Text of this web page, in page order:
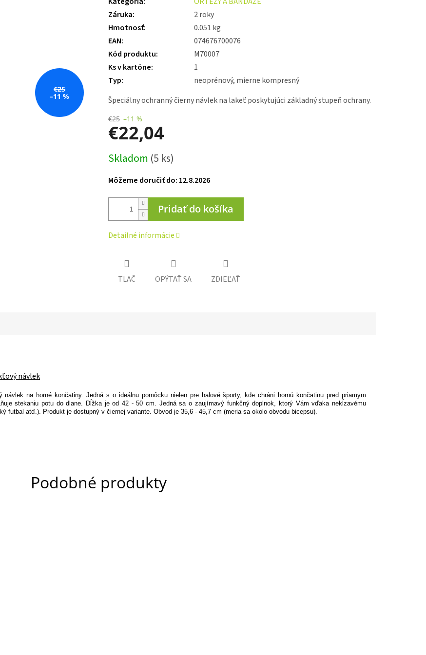
€25
–11 %
5,0
z 5
hviezdičiek.
Záruka:
2 roky
Hmotnosť:
0.051 kg
EAN:
074676700076
Kód produktu:
M70007
Ks v kartóne:
1
Typ:
neoprénový, mierne kompresný
Špeciálny ochranný čierny návlek na lakeť poskytujúci základný stupeň ochrany.
€25 –11 %
€22,04
Jednotková
cena:
Skladom (5 ks)
Môžeme doručiť do: 12.8.2026
Pridať do košíka
Detailné informácie
TLAČ OPÝTAŤ SA ZDIEĽAŤ
návlek
návlek na horné končatiny. Jedná s o ideálnu pomôcku nielen pre halové športy, kde chráni hornú končatinu pred priamym
stekaniu potu do dlane. Dĺžka je od 42 - 50 cm. Jedná sa o zaujímavý funkčný doplnok, ktorý Vám vďaka nekĺzavému
futbal atď.). Produkt je dostupný v čiernej variante. Obvod je 35,6 - 45,7 cm (meria sa okolo obvodu bicepsu).
Podobné produkty